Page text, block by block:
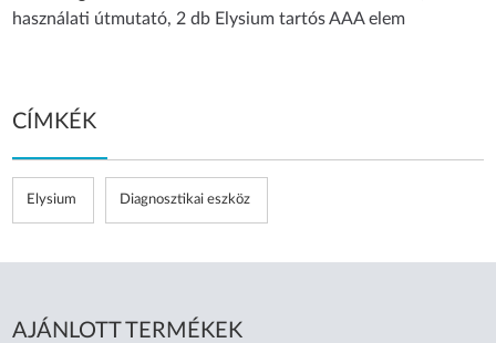
használati útmutató, 2 db Elysium tartós AAA elem
CÍMKÉK
Elysium Diagnosztikai eszköz
AJÁNLOTT TERMÉKEK